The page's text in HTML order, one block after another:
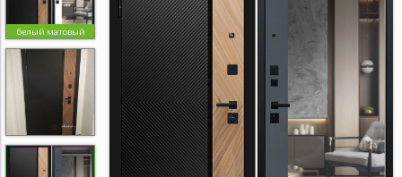
белый матовый